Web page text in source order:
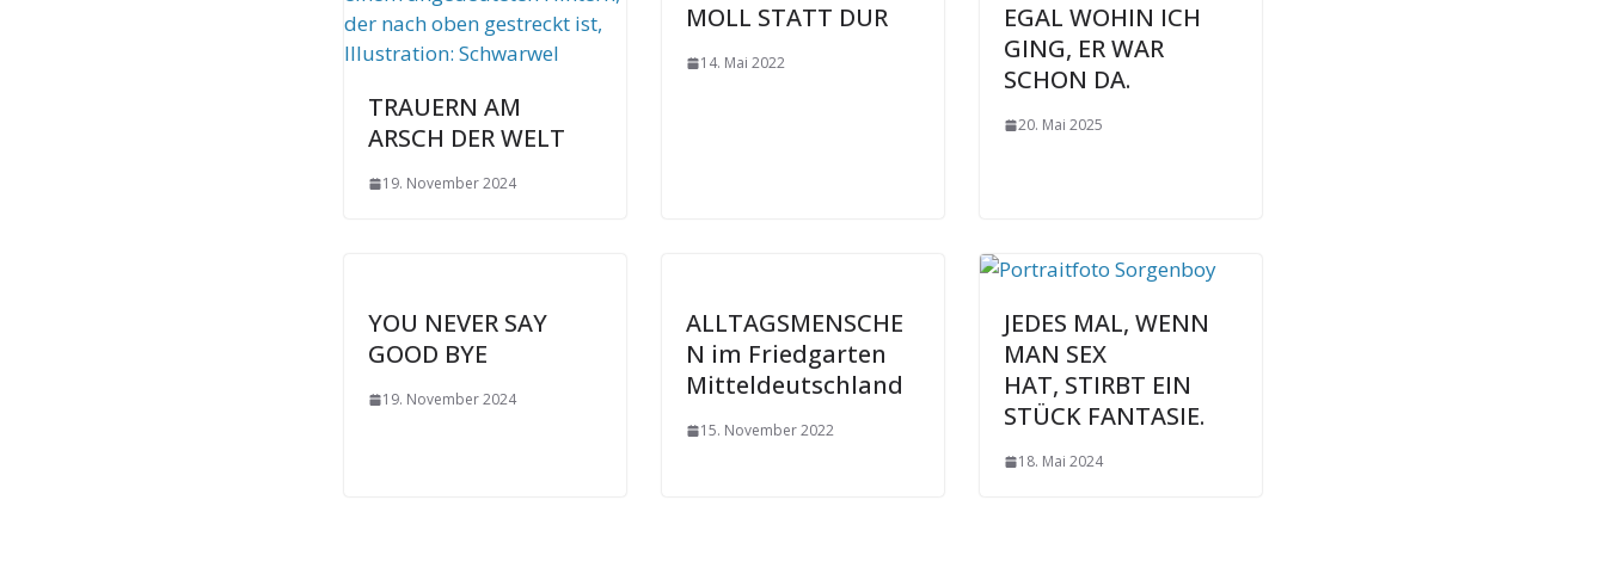
TRAUERN AM
ARSCH DER WELT
19. November 2024
MOLL STATT DUR
14. Mai 2022
EGAL WOHIN ICH
GING, ER WAR
SCHON DA.
20. Mai 2025
YOU NEVER SAY
GOOD BYE
19. November 2024
ALLTAGSMENSCHE
N im Friedgarten
Mitteldeutschland
15. November 2022
JEDES MAL, WENN
MAN SEX
HAT, STIRBT EIN
STÜCK FANTASIE.
18. Mai 2024